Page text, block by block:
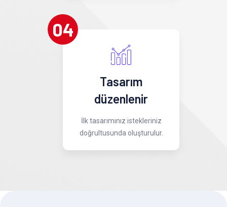
04
Tasarım
düzenlenir
İlk tasarımınız istekleriniz
doğrultusunda oluşturulur.